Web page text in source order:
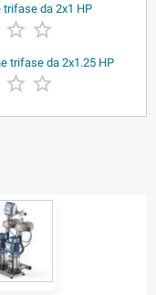
trifase da 2x1 HP
 
trifase da 2x1.25 HP
 